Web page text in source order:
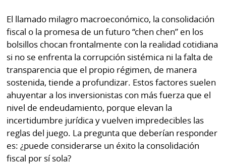
El llamado milagro macroeconómico, la consolidación
fiscal o la promesa de un futuro “chen chen” en los
bolsillos chocan frontalmente con la realidad cotidiana
si no se enfrenta la corrupción sistémica ni la falta de
transparencia que el propio régimen, de manera
sostenida, tiende a profundizar. Estos factores suelen
ahuyentar a los inversionistas con más fuerza que el
nivel de endeudamiento, porque elevan la
incertidumbre jurídica y vuelven impredecibles las
reglas del juego. La pregunta que deberían responder
es: ¿puede considerarse un éxito la consolidación
fiscal por sí sola?